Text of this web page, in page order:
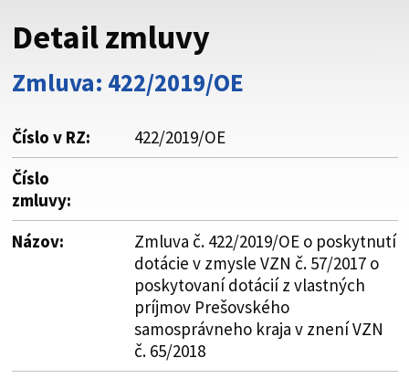
Buďte pozorní a vždy sa uistite, že zdieľate informácie iba
cez zabezpečenú webovú stránku. Zabezpečená stránka
vždy začína https:// pred názvom domény webového sídla.
Detail zmluvy
Zmluva: 422/2019/OE
Číslo v RZ:
422/2019/OE
Číslo
zmluvy:
Názov:
Zmluva č. 422/2019/OE o poskytnutí
dotácie v zmysle VZN č. 57/2017 o
poskytovaní dotácií z vlastných
príjmov Prešovského
samosprávneho kraja v znení VZN
č. 65/2018